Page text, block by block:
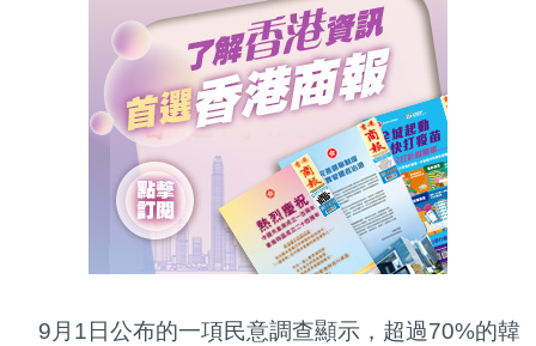
9月1日公布的一項民意調查顯示，超過70%的韓